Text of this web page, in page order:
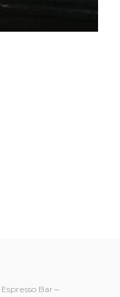
Bar～